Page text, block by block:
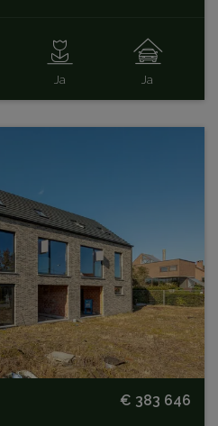
Ja Ja
€ 383 646